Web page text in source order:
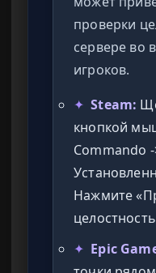
проверки
сервере во
игроков.
✦ Steam:
кнопкой
Commando
Нажмите
✦ Epic